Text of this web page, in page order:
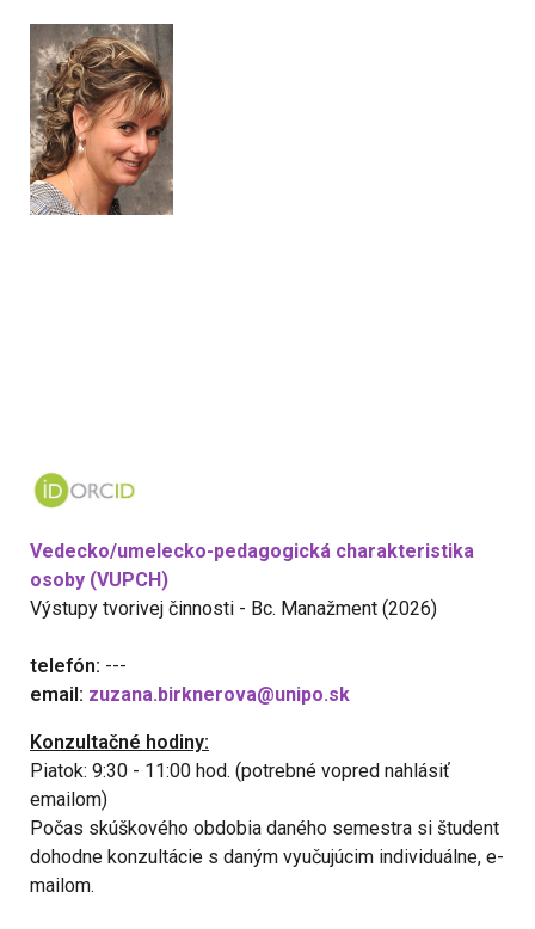
Vedecko/umelecko-pedagogická charakteristika
osoby (VUPCH)
Výstupy tvorivej činnosti - Bc. Manažment (2026)
telefón: ---
email: zuzana.birknerova@unipo.sk
Konzultačné hodiny:
Piatok: 9:30 - 11:00 hod. (potrebné vopred nahlásiť
emailom)
Počas skúškového obdobia daného semestra si študent
dohodne konzultácie s daným vyučujúcim individuálne, e-
mailom.